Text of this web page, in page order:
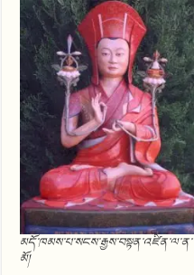
མདོ་ཁམས་པ་སངས་རྒྱས་བསྟན་འཛིན་ལ་ན་
མོ།